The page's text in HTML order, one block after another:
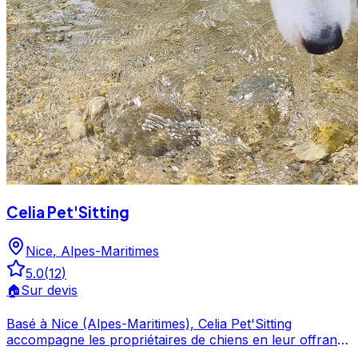
Celia Pet'Sitting
Nice, Alpes-Maritimes
5.0(12)
🏠Sur devis
Basé à Nice (Alpes-Maritimes), Celia Pet'Sitting
accompagne les propriétaires de chiens en leur offrant